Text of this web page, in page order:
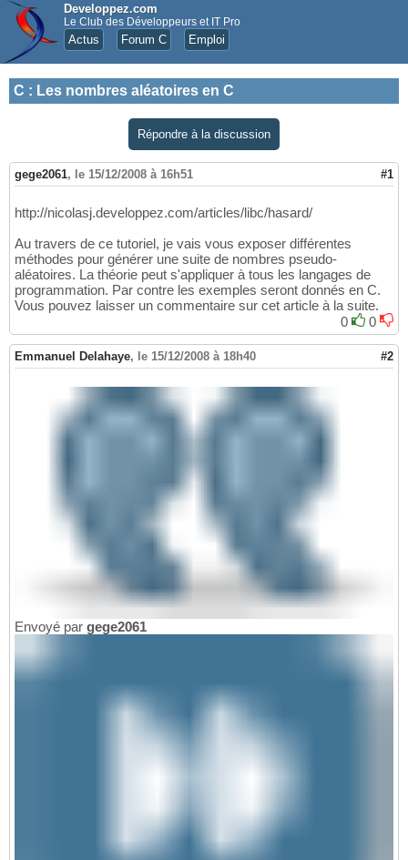
Developpez.com
Le Club des Développeurs et IT Pro
Actus Forum C Emploi
C : Les nombres aléatoires en C
Répondre à la discussion
gege2061, le 15/12/2008 à 16h51 #1
http://nicolasj.developpez.com/articles/libc/hasard/
Au travers de ce tutoriel, je vais vous exposer différentes
méthodes pour générer une suite de nombres pseudo-
aléatoires. La théorie peut s'appliquer à tous les langages de
programmation. Par contre les exemples seront donnés en C.
Vous pouvez laisser un commentaire sur cet article à la suite.
0
0
Emmanuel Delahaye, le 15/12/2008 à 18h40 #2
Envoyé par gege2061